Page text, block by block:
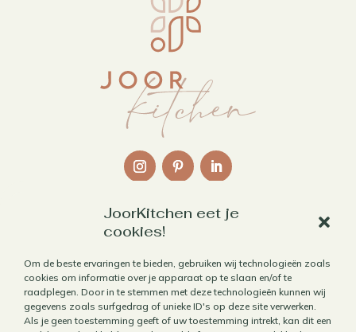
JoorKitchen eet je
cookies!
Om de beste ervaringen te bieden, gebruiken wij technologieën zoals
cookies om informatie over je apparaat op te slaan en/of te
raadplegen. Door in te stemmen met deze technologieën kunnen wij
gegevens zoals surfgedrag of unieke ID's op deze site verwerken.
Als je geen toestemming geeft of uw toestemming intrekt, kan dit een
Contact
Algemene voorwaarden